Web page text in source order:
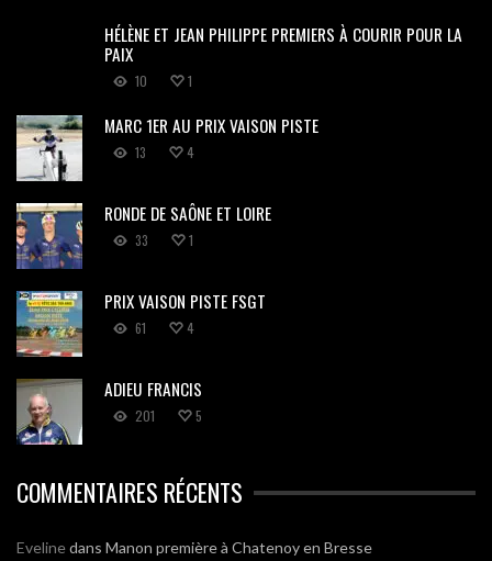
HÉLÈNE ET JEAN PHILIPPE PREMIERS À COURIR POUR LA
PAIX
10 1
MARC 1ER AU PRIX VAISON PISTE
13 4
RONDE DE SAÔNE ET LOIRE
33 1
PRIX VAISON PISTE FSGT
61 4
ADIEU FRANCIS
201 5
COMMENTAIRES RÉCENTS
Evelinedans Manon première à Chatenoy en Bresse